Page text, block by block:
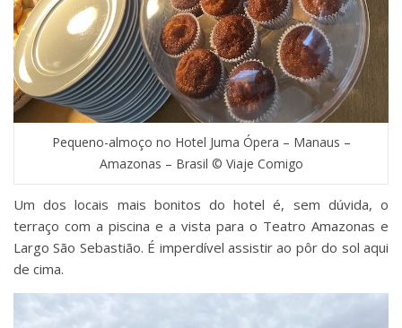
Pequeno-almoço no Hotel Juma Ópera – Manaus –
Amazonas – Brasil © Viaje Comigo
Um dos locais mais bonitos do hotel é, sem dúvida, o
terraço com a piscina e a vista para o Teatro Amazonas e
Largo São Sebastião. É imperdível assistir ao pôr do sol aqui
de cima.